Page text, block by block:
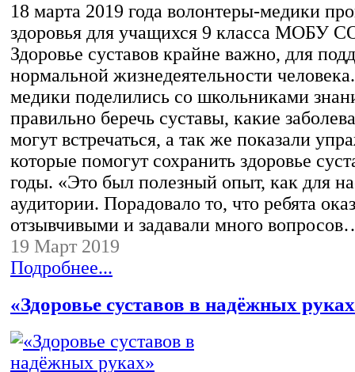
18 марта 2019 года волонтеры-медики
здоровья для учащихся 9 класса МОБУ
Здоровье суставов крайне важно, для
нормальной жизнедеятельности
медики поделились со школьниками
правильно беречь суставы, какие
могут встречаться, а так же показали
которые помогут сохранить здоровье
годы. «Это был полезный опыт, как для
аудитории. Порадовало то, что ребята
отзывчивыми и задавали много
19 Март 2019
Подробнее...
«Здоровье суставов в надёжных